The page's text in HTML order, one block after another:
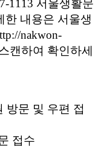
방문 및 우편 접
접수